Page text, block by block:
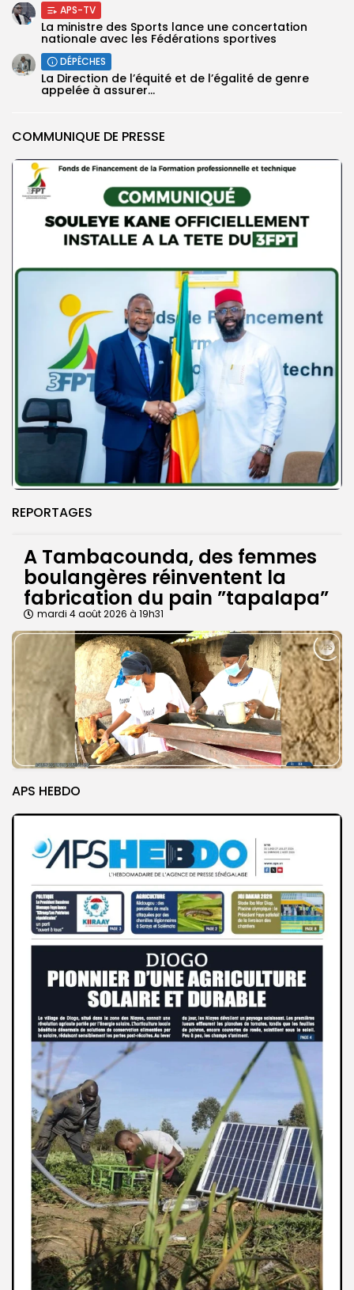
COMMUNIQUE DE PRESSE
REPORTAGES
A Tambacounda, des femmes
boulangères réinventent la
fabrication du pain ”tapalapa”
mardi 4 août 2026 à 19h31
APS HEBDO
APS-TV
La ministre des Sports lance une concertation
nationale avec les Fédérations sportives
DÉPÊCHES
La Direction de l’équité et de l’égalité de genre
appelée à assurer...